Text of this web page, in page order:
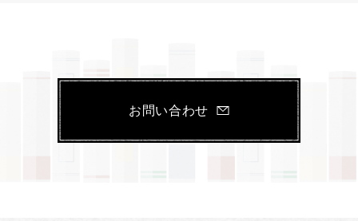
お問い合わせ